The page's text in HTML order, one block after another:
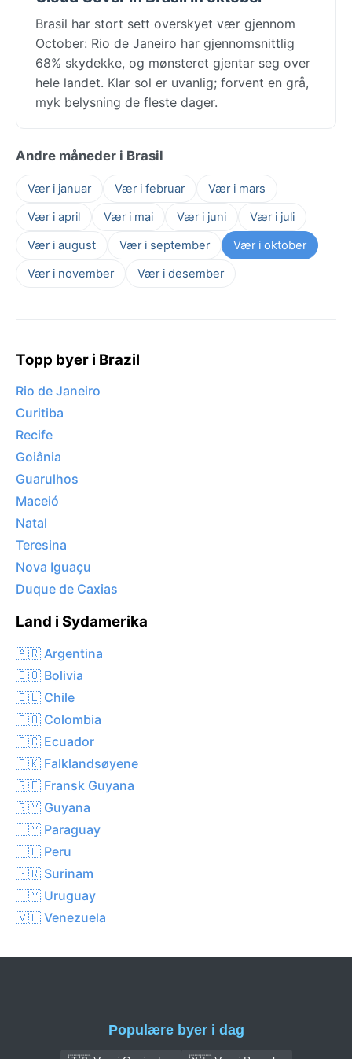
Brasil har stort sett overskyet vær gjennom
October: Rio de Janeiro har gjennomsnittlig
68% skydekke, og mønsteret gjentar seg over
hele landet. Klar sol er uvanlig; forvent en grå,
myk belysning de fleste dager.
Andre måneder i Brasil
Vær i januar Vær i februar
Vær i mars
Vær i april
Vær i mai Vær i juni
Vær i juli
Vær i august
Vær i september
Vær i oktober
Vær i november
Vær i desember
Topp byer i Brazil
Rio de Janeiro
Curitiba
Recife
Goiânia
Guarulhos
Maceió
Natal
Teresina
Nova Iguaçu
Duque de Caxias
Land i Sydamerika
🇦🇷 Argentina
🇧🇴 Bolivia
🇨🇱 Chile
🇨🇴 Colombia
🇪🇨 Ecuador
🇫🇰 Falklandsøyene
🇬🇫 Fransk Guyana
🇬🇾 Guyana
🇵🇾 Paraguay
🇵🇪 Peru
🇸🇷 Surinam
🇺🇾 Uruguay
🇻🇪 Venezuela
Populære byer i dag